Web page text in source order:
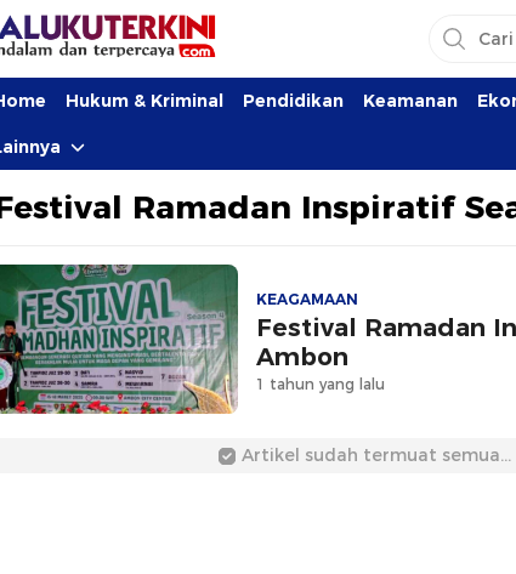
Mendalam dan Terpercaya
Hukum & Kriminal Pendidikan Keamanan
Ramadan Inspiratif
KEAGAMAAN
Festival Ramadan
Ambon
1 tahun yang lalu
Artikel sudah termuat semua...